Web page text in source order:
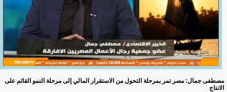
مصطفى جمال: مصر تمر بمرحلة التحول من الاستقرار المالي إلى مرحلة النمو القائم على
الانتاج